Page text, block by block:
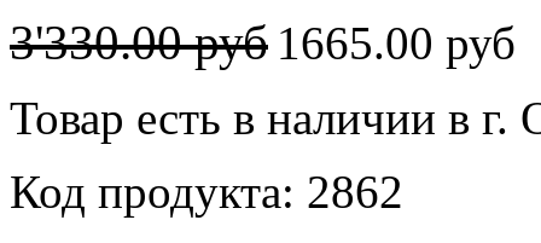
3'330.00 руб 1665.00 руб
Товар есть в наличии в г.
Код продукта: 2862